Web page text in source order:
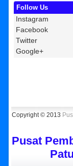
Follow Us
Instagram
Facebook
Twitter
Google+
Copyright © 2013
Pusat